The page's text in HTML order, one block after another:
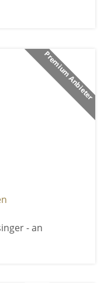
Premium Anbieter
- an